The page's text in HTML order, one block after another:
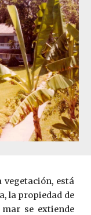
vegetación, está
la propiedad de
se extiende